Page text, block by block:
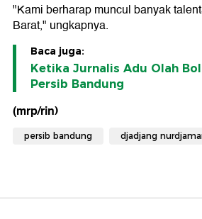
"Kami berharap muncul banyak
Barat," ungkapnya.
Baca juga:
Ketika Jurnalis Adu Olah
Persib Bandung
(mrp/rin)
persib bandung djadjang